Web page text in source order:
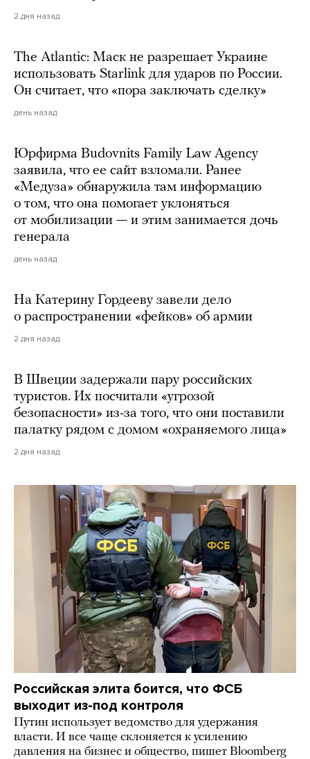
2 дня назад
The Atlantic: Маск не разрешает Украине
использовать Starlink для ударов по России.
Он считает, что «пора заключать сделку»
день назад
Юрфирма Budovnits Family Law Agency
заявила, что ее сайт взломали. Ранее
«Медуза» обнаружила там информацию
о том, что она помогает уклоняться
от мобилизации — и этим занимается дочь
генерала
день назад
На Катерину Гордееву завели дело
о распространении «фейков» об армии
2 дня назад
В Швеции задержали пару российских
туристов. Их посчитали «угрозой
безопасности» из-за того, что они поставили
палатку рядом с домом «охраняемого лица»
2 дня назад
Российская элита боится, что ФСБ
выходит из-под контроля
Путин использует ведомство для удержания
власти. И все чаще склоняется к усилению
давления на бизнес и общество, пишет Bloomberg